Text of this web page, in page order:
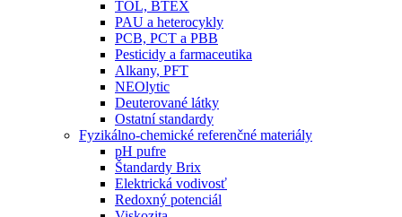
TOL, BTEX
PAU a heterocykly
PCB, PCT a PBB
Pesticidy a farmaceutika
Alkany, PFT
NEOlytic
Deuterované látky
Ostatní standardy
Fyzikálno-chemické referenčné materiály
pH pufre
Štandardy Brix
Elektrická vodivosť
Redoxný potenciál